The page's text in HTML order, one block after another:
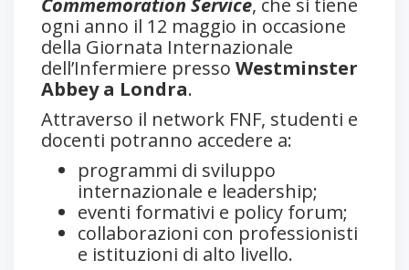
ogni anno il 12 maggio in occasione
della Giornata Internazionale
dell’Infermiere presso Westminster
Abbey a Londra.
Attraverso il network FNF, studenti e
docenti potranno accedere a:
programmi di sviluppo
internazionale e leadership;
eventi formativi e policy forum;
collaborazioni con professionisti
e istituzioni di alto livello.